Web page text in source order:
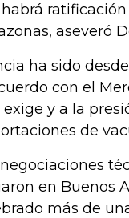
aseveró
ha sido
con el
y a la
de
en Buenos
más de